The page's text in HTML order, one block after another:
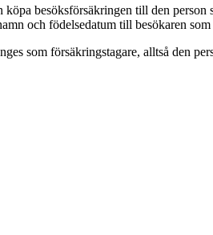
besöksförsäkringen till den
och födelsedatum till besökaren
som försäkringstagare, alltså den